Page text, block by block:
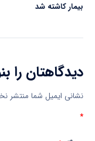
بیمار کاشته شد
دیدگاهتان را
نشانی ایمیل شما منتشر
*